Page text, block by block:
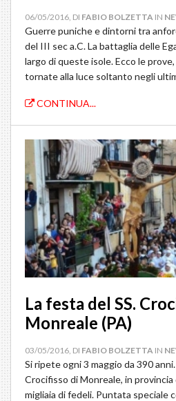
06/05/2016, DI FABIO BOLZETTA IN
Guerre puniche e dintorni tra
del III sec a.C. La battaglia delle
largo di queste isole. Ecco le
tornate alla luce soltanto negli
CONTINUA...
La festa del SS.
Monreale (PA)
03/05/2016, DI FABIO BOLZETTA IN
Si ripete ogni 3 maggio da 390
Crocifisso di Monreale, in
migliaia di fedeli. Puntata speciale